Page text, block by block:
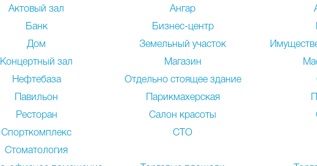
Актовый зал Ангар
Банк Бизнес-центр
Дом Земельный участок
Концертный зал Магазин
Нефтебаза Отдельно стоящее здание
Павильон Парикмахерская
Ресторан Салон красоты
Спорткомплекс СТО
Стоматология